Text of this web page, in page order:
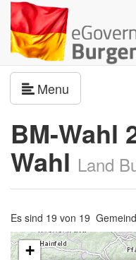
Menu
BM-Wahl
Wahl Land
Es sind 19 von 19
+